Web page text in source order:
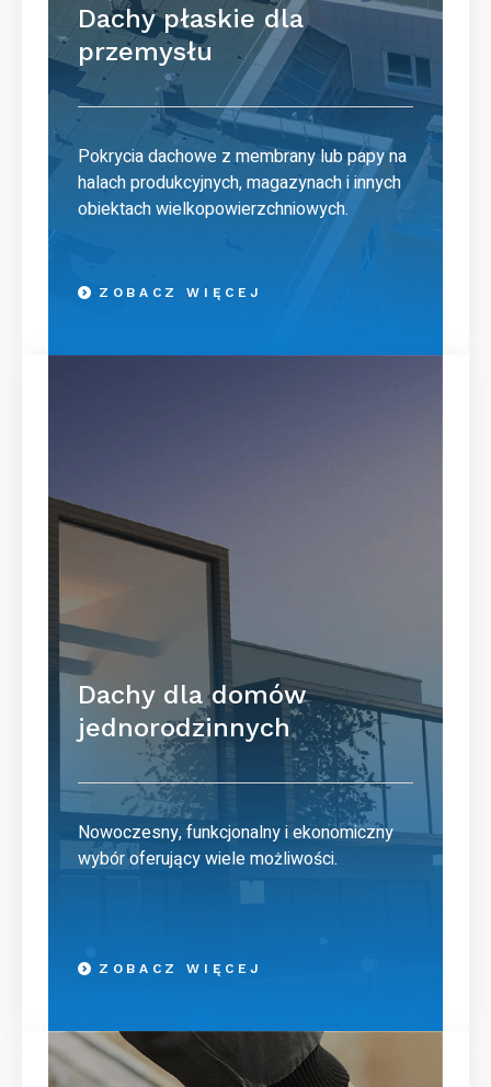
Dachy płaskie dla
przemysłu
Pokrycia dachowe z membrany lub papy na
halach produkcyjnych, magazynach i innych
obiektach wielkopowierzchniowych.
ZOBACZ WIĘCEJ
Dachy dla domów
jednorodzinnych
Nowoczesny, funkcjonalny i ekonomiczny
wybór oferujący wiele możliwości.
ZOBACZ WIĘCEJ